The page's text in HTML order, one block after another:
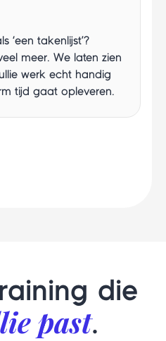
‘een takenlijst’?
meer. We laten zien
werk echt handig
tijd gaat opleveren.
die
past.